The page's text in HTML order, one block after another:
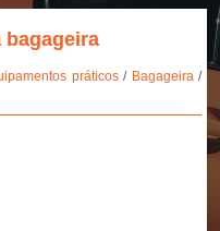
bagageira
práticos/ Bagageira/